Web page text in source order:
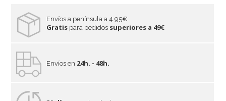
Envíos a península a 4.95€
Gratis para pedidos superiores a 49€
Envíos en 24h. - 48h.